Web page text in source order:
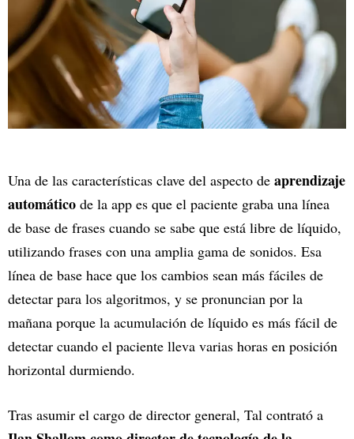
Una de las características clave del aspecto de aprendizaje
automático de la app es que el paciente graba una línea
de base de frases cuando se sabe que está libre de líquido,
utilizando frases con una amplia gama de sonidos. Esa
línea de base hace que los cambios sean más fáciles de
detectar para los algoritmos, y se pronuncian por la
mañana porque la acumulación de líquido es más fácil de
detectar cuando el paciente lleva varias horas en posición
horizontal durmiendo.
Tras asumir el cargo de director general, Tal contrató a